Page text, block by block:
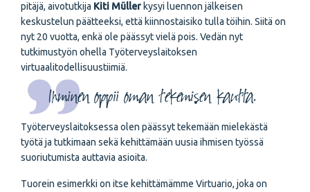
pitäjä, aivotutkija Kiti Müller kysyi luennon jälkeisen
keskustelun päätteeksi, että kiinnostaisiko tulla töihin. Siitä on
nyt 20 vuotta, enkä ole päässyt vielä pois. Vedän nyt
tutkimustyön ohella Työterveyslaitoksen
virtuaalitodellisuustiimiä.
Ihminen oppii oman tekemisen kautta.
Työterveyslaitoksessa olen päässyt tekemään mielekästä
työtä ja tutkimaan sekä kehittämään uusia ihmisen työssä
suoriutumista auttavia asioita.
Tuorein esimerkki on itse kehittämämme Virtuario, joka on